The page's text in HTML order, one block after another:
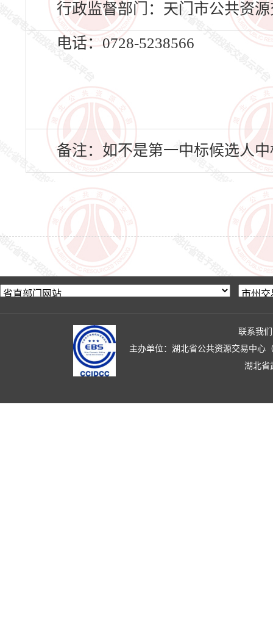
行政监督部门：天门市公共资
电话：0728-5238566
备注：如不是第一中标候选人中
联系我们
主办单位：湖北省公共资源交易中心
湖北省